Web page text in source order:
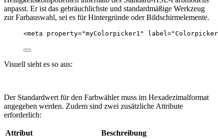
anpasst. Er ist das gebräuchlichste und standardmäßige Werkzeug
zur Farbauswahl, sei es für Hintergründe oder Bildschirmelemente.
<meta property="myColorpicker1 " label="
Visuell sieht es so aus:
Der Standardwert für den Farbwähler muss im Hexadezimalformat
angegeben werden. Zudem sind zwei zusätzliche Attribute
erforderlich:
Attribut
Beschreibung